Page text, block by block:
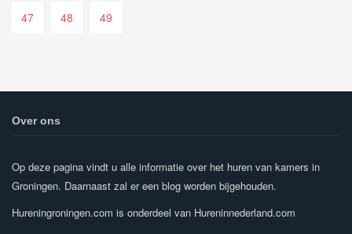
47 48 49
Over ons
Op deze pagina vindt u alle informatie over het huren van kamers in
Groningen. Daarnaast zal er een blog worden bijgehouden.
Hureningroningen.com is onderdeel van Hureninnederland.com